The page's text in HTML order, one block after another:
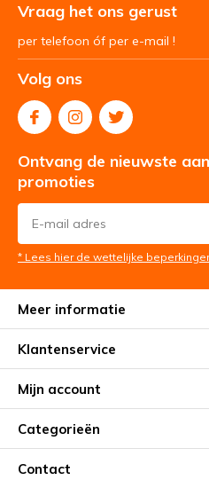
Vraag het ons gerust
per telefoon óf per e-mail !
Volg ons
Ontvang de nieuwste
promoties
* Lees hier de wettelijke
Meer informatie
Klantenservice
Mijn account
Categorieën
Contact